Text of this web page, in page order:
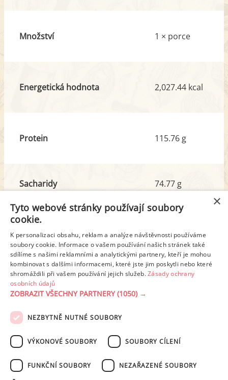
Množství 1 × porce
Energetická hodnota 2,027.44 kcal
Protein 115.76 g
Sacharidy
z toho cukr
74.77 g
33.97 g
Tuk
z toho nas. mastné kyseliny
139.12 g
42.10 g
Detailní rozpis
PODMÍNKY UŽITÍ ZÁSADY OCHRANY OSOBNÍCH ÚDAJŮ
NASTAVENÍ COOKIES
×
Tyto webové stránky používají soubory
cookie.
K personalizaci obsahu, reklam a analýze návštěvnosti používáme
soubory cookie. Informace o vašem používání našich stránek také
sdílíme s našimi reklamními a analytickými partnery, kteří je mohou
kombinovat s dalšími informacemi, které jste jim poskytli nebo které
shromáždili při vašem používání jejich služeb.Zásady ochrany
osobních údajů
ZOBRAZIT VŠECHNY PARTNERY(1050) →
NEZBYTNĚ NUTNÉ SOUBORY
VÝKONOVÉ SOUBORY SOUBORY CÍLENÍ
FUNKČNÍ SOUBORY NEZAŘAZENÉ SOUBORY